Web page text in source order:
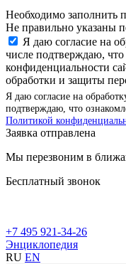
Необходимо заполнить
Не правильно указаны
Я даю согласие на
числе подтверждаю,
конфиденциальности
обработки и защиты
Я даю согласие на
подтверждаю, что
Политикой
Заявка отправлена
Мы перезвоним в
Бесплатный звонок
+7 495 921-34-26
Энциклопедия
RU EN